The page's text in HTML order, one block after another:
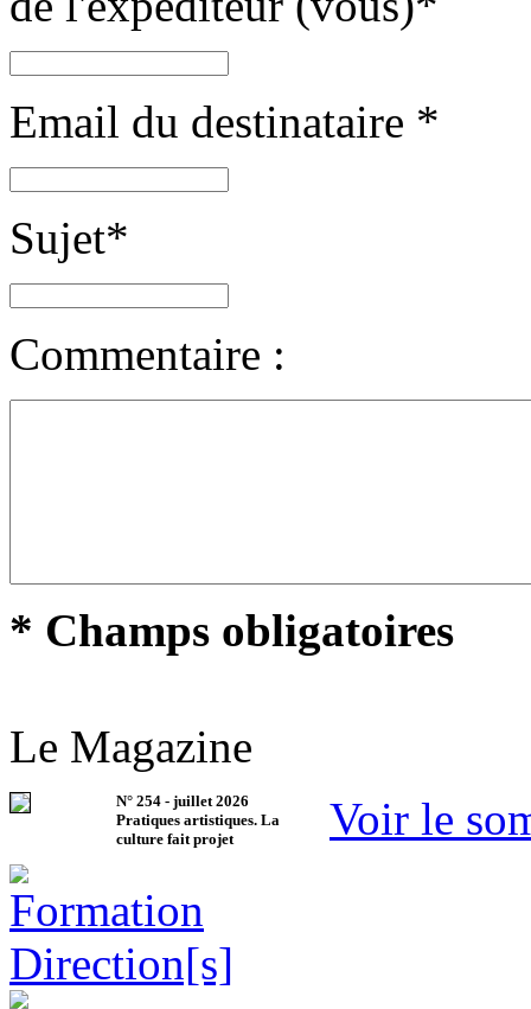
Email du destinataire *
Sujet*
Commentaire :
* Champs obligatoires
Le Magazine
N° 254 - juillet 2026
Pratiques artistiques. La
culture fait projet
Voir le